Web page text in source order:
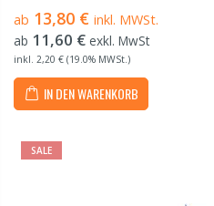
Länge Bestehend aus einem
ab 13,80 € inkl. MWSt.
ab 11,60 € exkl. MwSt
inkl. 2,20 € (19.0% MWSt.)
IN DEN WARENKORB
SALE